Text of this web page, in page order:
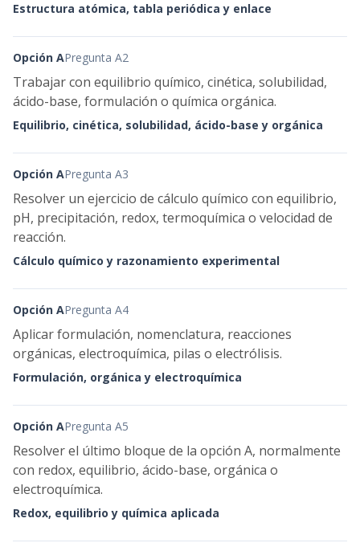
Estructura atómica, tabla periódica y enlace
Opción APregunta A2
Trabajar con equilibrio químico, cinética, solubilidad,
ácido-base, formulación o química orgánica.
Equilibrio, cinética, solubilidad, ácido-base y orgánica
Opción APregunta A3
Resolver un ejercicio de cálculo químico con equilibrio,
pH, precipitación, redox, termoquímica o velocidad de
reacción.
Cálculo químico y razonamiento experimental
Opción APregunta A4
Aplicar formulación, nomenclatura, reacciones
orgánicas, electroquímica, pilas o electrólisis.
Formulación, orgánica y electroquímica
Opción APregunta A5
Resolver el último bloque de la opción A, normalmente
con redox, equilibrio, ácido-base, orgánica o
electroquímica.
Redox, equilibrio y química aplicada